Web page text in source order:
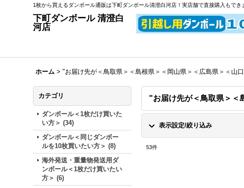
1枚から買えるダンボール通販は下町ダンボール清澄白河店！実店舗で直接購入もでき
下町ダンボール 清澄白
河店
ホーム > "お届け先が＜鳥取県＞＜島根県＞＜岡山県＞＜広島県＞＜山
カテゴリ
ダンボール＜1枚だけ買いた
い方＞ (34)
ダンボール＜同じダンボー
ルを10枚買いたい方＞ (8)
海外発送・重量物発送用ダ
ンボール＜1枚だけ買いたい
方＞ (6)
"お届け先が＜鳥取県＞＜
表示設定/絞り込み
53件